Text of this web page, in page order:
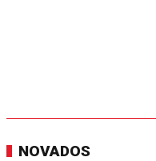
NOVADOS